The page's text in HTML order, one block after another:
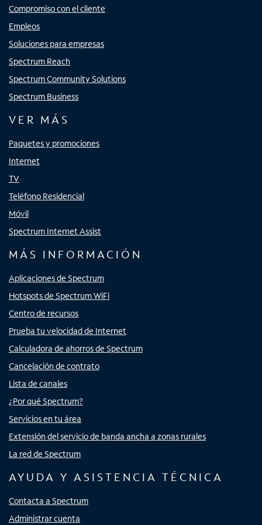
Compromiso con el cliente
Empleos
Soluciones para empresas
Spectrum Reach
Spectrum Community Solutions
Spectrum Business
VER MÁS
Paquetes y promociones
Internet
TV
Teléfono Residencial
Móvil
Spectrum Internet Assist
MÁS INFORMACIÓN
Aplicaciones de Spectrum
Hotspots de Spectrum WiFi
Centro de recursos
Prueba tu velocidad de Internet
Calculadora de ahorros de Spectrum
Cancelación de contrato
Lista de canales
¿Por qué Spectrum?
Servicios en tu área
Extensión del servicio de banda ancha a zonas rurales
La red de Spectrum
AYUDA Y ASISTENCIA TÉCNICA
Contacta a Spectrum
Administrar cuenta